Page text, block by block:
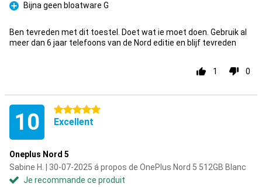
Pour
Bijna geen bloatware G
Ben tevreden met dit toestel. Doet wat ie moet doen. Gebruik al
meer dan 6 jaar telefoons van de Nord editie en blijf tevreden
1 0
10 5 étoiles
Excellent
Oneplus Nord 5
Sabine H. | 30-07-2025 á propos de OnePlus Nord 5 512GB Blanc
Je recommande ce produit